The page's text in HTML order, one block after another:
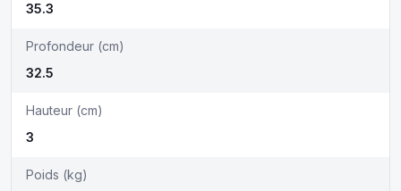
35.3
Profondeur (cm)
32.5
Hauteur (cm)
3
Poids (kg)